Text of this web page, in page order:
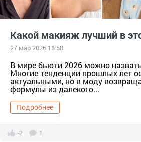
нюдовыеоттенки #подарок
тер. сдт Подарок (г.Уржум) [714111]
#шанель Эмма Стоун
Какой макияж лучший в
27 мар 2026 18:58
В мире бьюти 2026 можно
Многие тенденции прошлых лет
актуальными, но в моду
формулы из далекого...
Подробнее
-2 1